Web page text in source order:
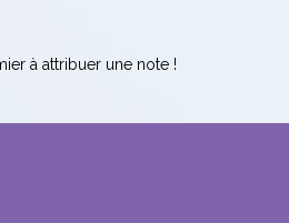
à attribuer une note !